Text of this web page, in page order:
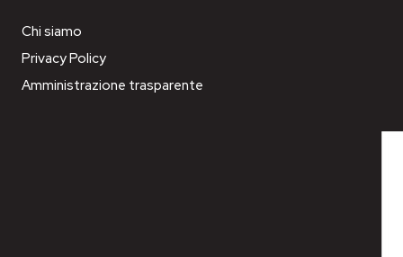
Chi siamo
Privacy Policy
Amministrazione trasparente